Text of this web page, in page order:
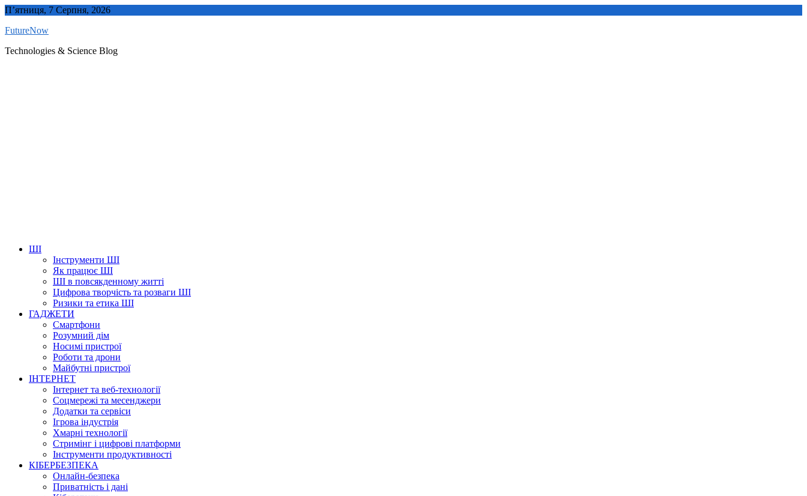
Skip
content
П’ятниця, 7 Серпня, 2026
FutureNow
Technologies & Science Blog
ШІ
Інструменти ШІ
Як працює ШІ
ШІ в повсякденному житті
Цифрова творчість та розваги ШІ
Ризики та етика ШІ
ГАДЖЕТИ
Смартфони
Розумний дім
Носимі пристрої
Роботи та дрони
Майбутні пристрої
ІНТЕРНЕТ
Інтернет та веб-технології
Соцмережі та месенджери
Додатки та сервіси
Ігрова індустрія
Хмарні технології
Стримінг і цифрові платформи
Інструменти продуктивності
КІБЕРБЕЗПЕКА
Онлайн-безпека
Приватність і дані